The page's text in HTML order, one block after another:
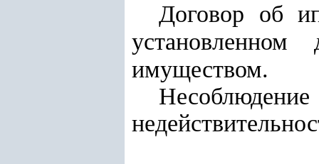
Договор об
имуществом.
Несоблюдение